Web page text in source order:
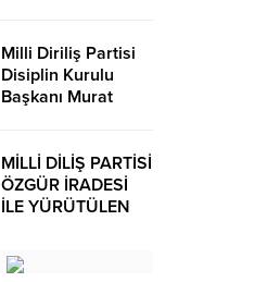
Milli Diriliş Partisi
Disiplin Kurulu
Başkanı Murat
Basın Açıklaması
MİLLİ DİLİŞ PARTİSİ
ÖZGÜR İRADESİ
İLE YÜRÜTÜLEN
OLUŞUMUDUR